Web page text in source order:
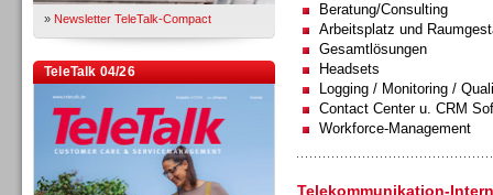
» Newsletter TeleTalk-Compact
TeleTalk 04/26
Beratung/Consulting
Arbeitsplatz und
Gesamtlösungen
Headsets
Logging / Monitoring /
Contact Center u. CRM
Workforce-Management
Telekommunikation-